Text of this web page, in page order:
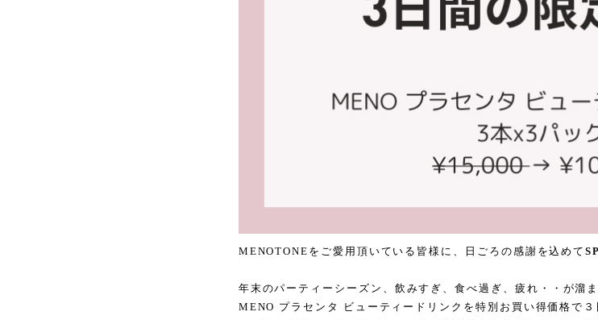
MENOTONEをご愛用頂いている皆様に、日ごろの感謝を込めて
年末のパーティーシーズン、飲みすぎ、食べ過ぎ、疲れ・・が溜
MENO プラセンタ ビューティードリンクを特別お買い得価格で３